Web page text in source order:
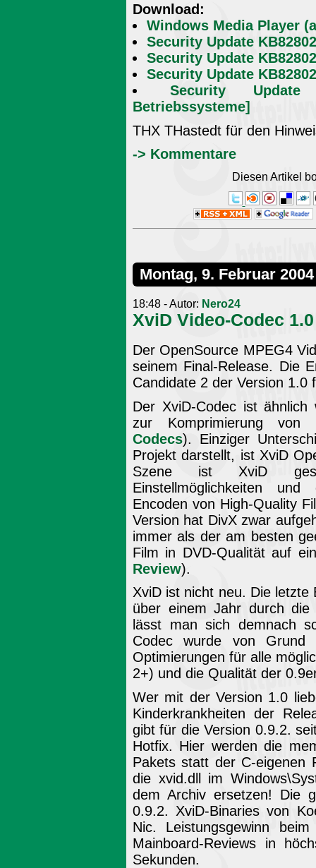
Download:
Windows Media Player
Security Update
Security Update
Security Update
Security Update
Betriebssysteme]
THX THastedt für den
-> Kommentare
Diesen Artikel
Montag, 9. Februar 2004
18:48 - Autor: Nero24
XviD Video-Codec
Der OpenSource MPEG4
seinem Final-Release. Die
Candidate 2 der Version 1.0
Der XviD-Codec ist
zur Komprimierung von
Codecs). Einziger
Projekt darstellt, ist XviD
Szene ist XviD
Einstellmöglichkeiten
Encoden von High-Quality
Version hat DivX zwar
immer als der am besten
Film in DVD-Qualität auf
Review).
XviD ist nicht neu. Die
über einem Jahr durch die
lässt man sich demnach
Codec wurde von Grund
Optimierungen für alle
2+) und die Qualität der
Wer mit der Version 1.0
Kinderkrankheiten der
gibt für die Version 0.9.2.
Hotfix. Hier werden die
Pakets statt der C-eigenen
die xvid.dll im
dem Archiv ersetzen! Die
0.9.2. XviD-Binaries von
Nic. Leistungsgewinn
Mainboard-Reviews in
Sekunden.